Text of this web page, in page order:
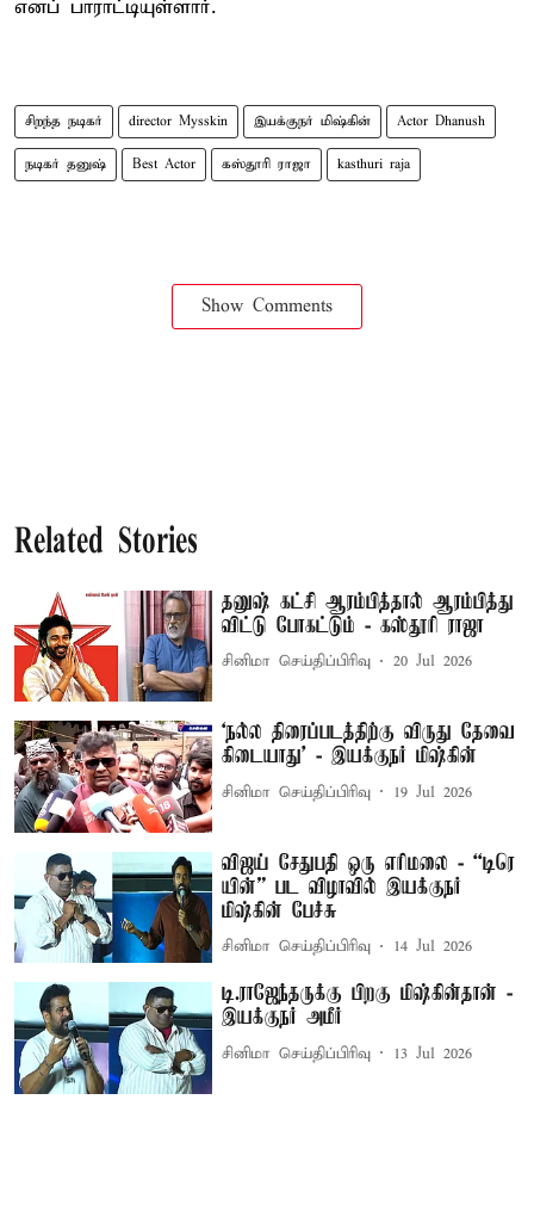
எனப் பாராட்டியுள்ளார்.
சிறந்த நடிகர் director Mysskin இயக்குநர் மிஷ்கின் Actor Dhanush
நடிகர் தனுஷ் Best Actor கஸ்தூரி ராஜா kasthuri raja
Show Comments
Related Stories
தனுஷ் கட்சி ஆரம்பித்தால் ஆரம்பித்து
விட்டு போகட்டும் - கஸ்தூரி ராஜா
சினிமா செய்திப்பிரிவு 20 Jul 2026
‘நல்ல திரைப்படத்திற்கு விருது தேவை
கிடையாது’ - இயக்குநர் மிஷ்கின்
சினிமா செய்திப்பிரிவு 19 Jul 2026
விஜய் சேதுபதி ஒரு எரிமலை - “டிரெ​
யின்” பட விழாவில் இயக்குநர்
மிஷ்கின் பேச்சு
சினிமா செய்திப்பிரிவு 14 Jul 2026
டி.ராஜேந்தருக்கு பிறகு மிஷ்கின்தான் -
இயக்குநர் அமீர்
சினிமா செய்திப்பிரிவு 13 Jul 2026